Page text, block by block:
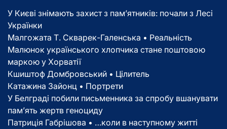
У Києві знімають захист з пам’ятників: почали з Лесі
Українки
Малгожата Т. Скварек-Галенська • Реальність
Малюнок українського хлопчика стане поштовою
маркою у Хорватії
Кшиштоф Домбровський • Цілитель
Катажина Зайонц • Портрети
У Белграді побили письменника за спробу вшанувати
пам’ять жертв геноциду
Патриція Габрішова • …коли в наступному житті